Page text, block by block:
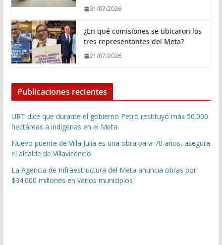
31/07/2026
¿En qué comisiones se ubicaron los
tres representantes del Meta?
21/07/2026
Publicaciones recientes
URT dice que durante el gobierno Petro restituyó más 50.000
hectáreas a indígenas en el Meta
Nuevo puente de Villa Julia es una obra para 70 años, asegura
el alcalde de Villavicencio
La Agencia de Infraestructura del Meta anuncia obras por
$34.000 millones en varios municipios